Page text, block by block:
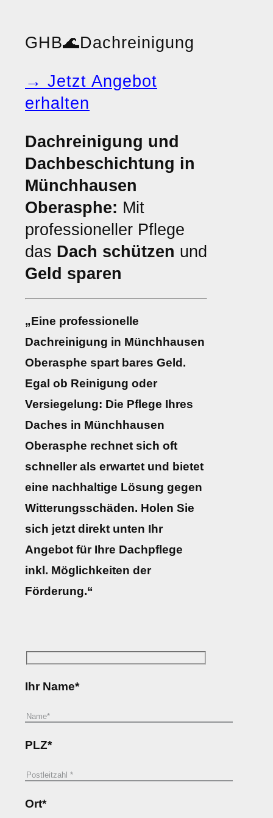
GHB🌊Dachreinigung
→ Jetzt Angebot
erhalten
Dachreinigung und
Dachbeschichtung in
Münchhausen
Oberasphe: Mit
professioneller Pflege
das Dach schützen und
Geld sparen
„Eine professionelle
Dachreinigung in Münchhausen
Oberasphe spart bares Geld.
Egal ob Reinigung oder
Versiegelung: Die Pflege Ihres
Daches in Münchhausen
Oberasphe rechnet sich oft
schneller als erwartet und bietet
eine nachhaltige Lösung gegen
Witterungsschäden. Holen Sie
sich jetzt direkt unten Ihr
Angebot für Ihre Dachpflege
inkl. Möglichkeiten der
Förderung.“
Ihr Name*
PLZ*
Ort*